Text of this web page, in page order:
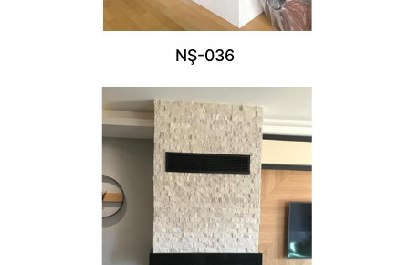
NŞ-036